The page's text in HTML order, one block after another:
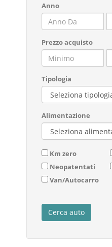
Anno
Prezzo acquisto
Tipologia
Alimentazione
Km zero
Neopatentati
Van/Autocarro